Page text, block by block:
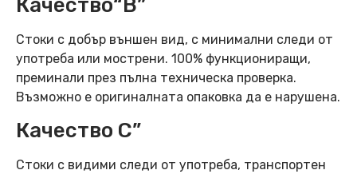
Качество“B”
Стоки с добър външен вид, с минимални следи от
употреба или мострени. 100% функциониращи,
преминали през пълна техническа проверка.
Възможно е оригиналната опаковка да е нарушена.
Качество C”
Стоки с видими следи от употреба, транспортен